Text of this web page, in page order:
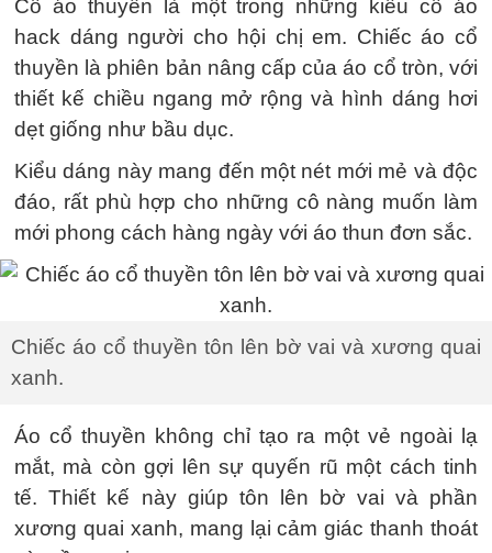
Cổ áo thuyền là một trong những kiểu cổ áo
hack dáng người cho hội chị em. Chiếc áo cổ
thuyền là phiên bản nâng cấp của áo cổ tròn, với
thiết kế chiều ngang mở rộng và hình dáng hơi
dẹt giống như bầu dục.
Kiểu dáng này mang đến một nét mới mẻ và độc
đáo, rất phù hợp cho những cô nàng muốn làm
mới phong cách hàng ngày với áo thun đơn sắc.
Chiếc áo cổ thuyền tôn lên bờ vai và xương quai
xanh.
Áo cổ thuyền không chỉ tạo ra một vẻ ngoài lạ
mắt, mà còn gợi lên sự quyến rũ một cách tinh
tế. Thiết kế này giúp tôn lên bờ vai và phần
xương quai xanh, mang lại cảm giác thanh thoát